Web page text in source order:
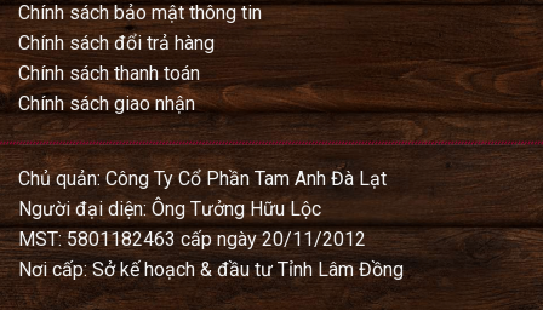
Chính sách bảo mật thông tin
Chính sách đổi trả hàng
Chính sách thanh toán
Chính sách giao nhận
Chủ quản: Công Ty Cổ Phần Tam Anh Đà Lạt
Người đại diện: Ông Tưởng Hữu Lộc
MST: 5801182463 cấp ngày 20/11/2012
Nơi cấp: Sở kế hoạch & đầu tư Tỉnh Lâm Đồng